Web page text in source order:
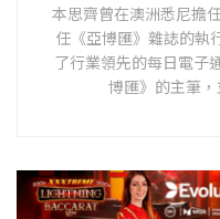
本思齊曾在澳洲悉尼擔
任《亞博匯》雜誌的執
了行業領先的每日電子
博匯》的主筆